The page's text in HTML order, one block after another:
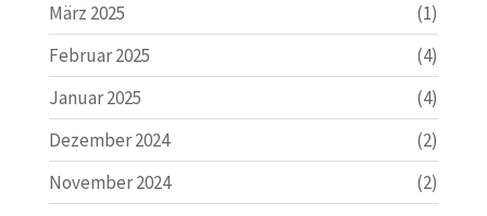
März 2025
(1)
Februar 2025
(4)
Januar 2025
(4)
Dezember 2024
(2)
November 2024
(2)